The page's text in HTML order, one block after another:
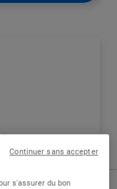
s'assurer du bon
Continuer sans accepter